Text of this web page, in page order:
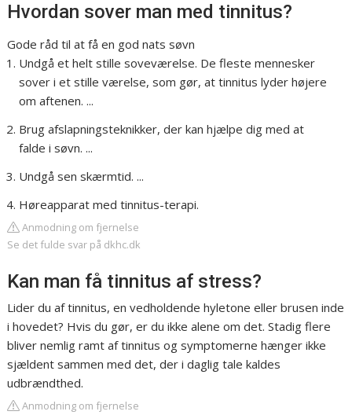
Hvordan sover man med tinnitus?
Gode råd til at få en god nats søvn
Undgå et helt stille soveværelse. De fleste mennesker
sover i et stille værelse, som gør, at tinnitus lyder højere
om aftenen. ...
Brug afslapningsteknikker, der kan hjælpe dig med at
falde i søvn. ...
Undgå sen skærmtid. ...
Høreapparat med tinnitus-terapi.
Anmodning om fjernelse
Se det fulde svar på dkhc.dk
Kan man få tinnitus af stress?
Lider du af tinnitus, en vedholdende hyletone eller brusen inde
i hovedet? Hvis du gør, er du ikke alene om det. Stadig flere
bliver nemlig ramt af tinnitus og symptomerne hænger ikke
sjældent sammen med det, der i daglig tale kaldes
udbrændthed.
Anmodning om fjernelse